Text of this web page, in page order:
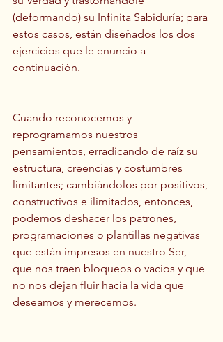
(deformando) su Infinita Sabiduría; para
estos casos, están diseñados los dos
ejercicios que le enuncio a
continuación.
Cuando reconocemos y
reprogramamos nuestros
pensamientos, erradicando de raíz su
estructura, creencias y costumbres
limitantes; cambiándolos por positivos,
constructivos e ilimitados, entonces,
podemos deshacer los patrones,
programaciones o plantillas negativas
que están impresos en nuestro Ser,
que nos traen bloqueos o vacíos y que
no nos dejan fluir hacia la vida que
deseamos y merecemos.